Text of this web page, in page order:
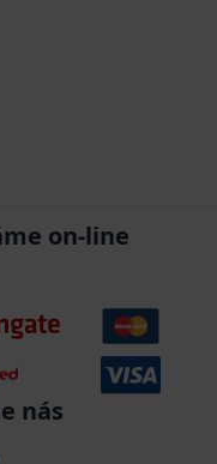
on-line
nás